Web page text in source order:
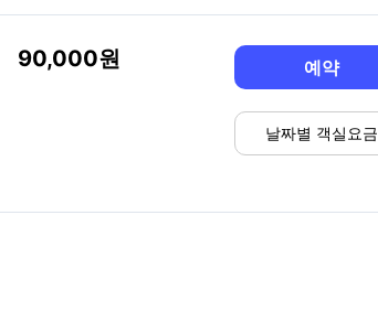
90,000 예약
날짜별 객실요금